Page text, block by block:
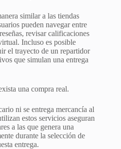
similar a las tiendas
pueden navegar entre
revisar calificaciones
Incluso es posible
el trayecto de un repartidor
que simulan una entrega
una compra real.
ni se entrega mercancía al
estos servicios aseguran
a las que genera una
durante la selección de
entrega.